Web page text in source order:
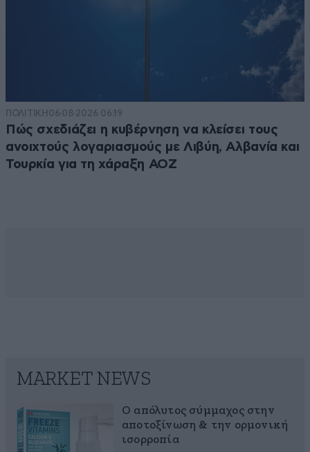
ΠΟΛΙΤΙΚΗ 06·08·2026 06:19
Πώς σχεδιάζει η κυβέρνηση να κλείσει τους
ανοιχτούς λογαριασμούς με Λιβύη, Αλβανία και
Τουρκία για τη χάραξη ΑΟΖ
MARKET NEWS
Ο απόλυτος σύμμαχος στην
αποτοξίνωση & την ορμονική
ισορροπία